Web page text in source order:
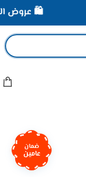
ضمان
عامين
🛍️ عروض